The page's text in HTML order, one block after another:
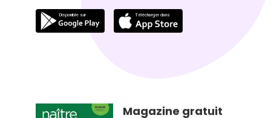
Magazine gratuit